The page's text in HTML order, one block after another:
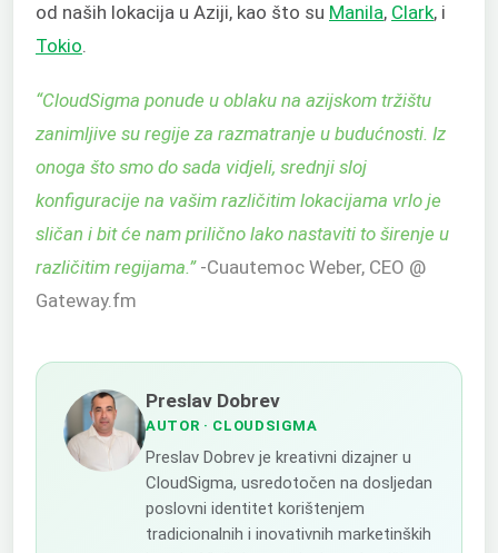
od naših lokacija u Aziji, kao što su Manila, Clark, i
Tokio.
“CloudSigma ponude u oblaku na azijskom tržištu
zanimljive su regije za razmatranje u budućnosti. Iz
onoga što smo do sada vidjeli, srednji sloj
konfiguracije na vašim različitim lokacijama vrlo je
sličan i bit će nam prilično lako nastaviti to širenje u
različitim regijama.” -Cuautemoc Weber, CEO @
Gateway.fm
Preslav Dobrev
AUTOR · CLOUDSIGMA
Preslav Dobrev je kreativni dizajner u
CloudSigma, usredotočen na dosljedan
poslovni identitet korištenjem
tradicionalnih i inovativnih marketinških